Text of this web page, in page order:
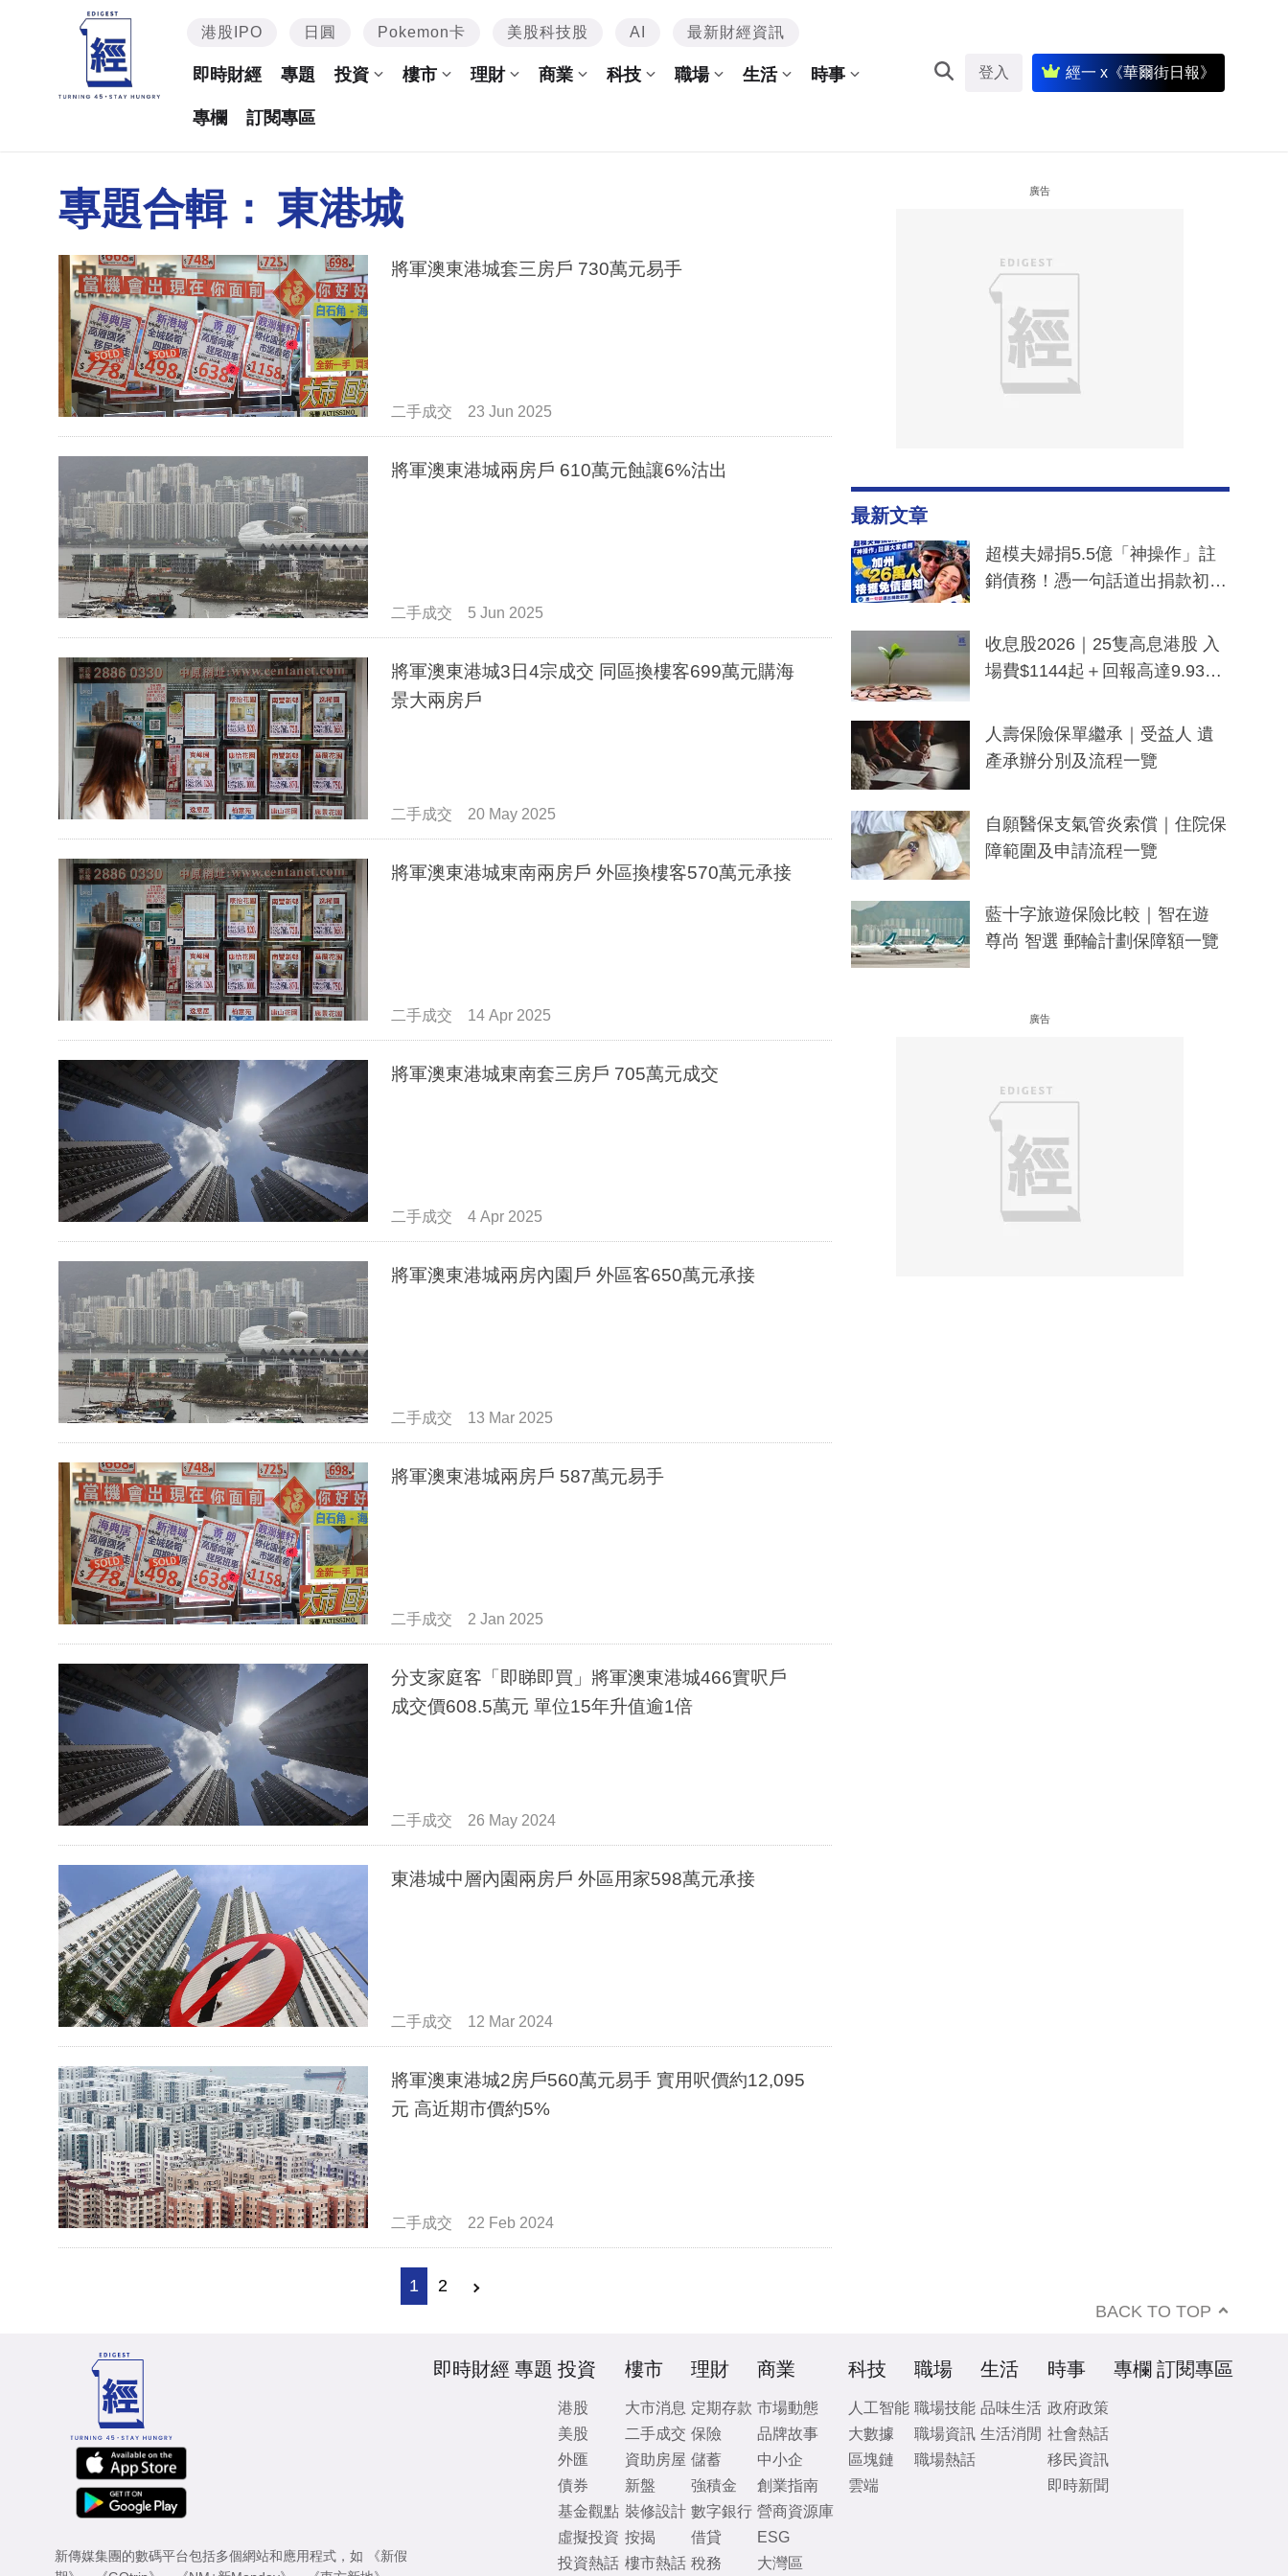
港股IPO 日圓 Pokemon卡 美股科技股 AI 最新財經資訊
即時財經 專題 投資 樓市 理財 商業 科技 職場 生活 時事
專欄 訂閱專區
登入 經一 x《華爾街日報》
專題合輯： 東港城
將軍澳東港城套三房戶 730萬元易手
二手成交 23 Jun 2025
將軍澳東港城兩房戶 610萬元蝕讓6%沽出
二手成交 5 Jun 2025
將軍澳東港城3日4宗成交 同區換樓客699萬元購海
景大兩房戶
二手成交 20 May 2025
將軍澳東港城東南兩房戶 外區換樓客570萬元承接
二手成交 14 Apr 2025
將軍澳東港城東南套三房戶 705萬元成交
二手成交 4 Apr 2025
將軍澳東港城兩房內園戶 外區客650萬元承接
二手成交 13 Mar 2025
將軍澳東港城兩房戶 587萬元易手
二手成交 2 Jan 2025
分支家庭客「即睇即買」將軍澳東港城466實呎戶
成交價608.5萬元 單位15年升值逾1倍
二手成交 26 May 2024
東港城中層內園兩房戶 外區用家598萬元承接
二手成交 12 Mar 2024
將軍澳東港城2房戶560萬元易手 實用呎價約12,095
元 高近期市價約5%
二手成交 22 Feb 2024
1 2
廣告
最新文章
超模夫婦捐5.5億「神操作」註
銷債務！憑一句話道出捐款初
一度被誤當詐騙手段
收息股2026｜25隻高息港股 入
場費$1144起＋回報高達9.93
人壽保險保單繼承｜受益人 遺
產承辦分別及流程一覽
自願醫保支氣管炎索償｜住院保
障範圍及申請流程一覽
藍十字旅遊保險比較｜智在遊
尊尚 智選 郵輪計劃保障額一覽
廣告
BACK TO TOP
新傳媒集團的數碼平台包括多個網站和應用程式，如
《新假
即時財經 專題 投資
港股
美股
外匯
債券
基金觀點
虛擬投資
投資熱話
樓市
大市消息
二手成交
資助房屋
新盤
裝修設計
按揭
樓市熱話
理財
定期存款
保險
儲蓄
強積金
數字銀行
借貸
稅務
商業
市場動態
品牌故事
中小企
創業指南
營商資源庫
ESG
大灣區
科技
人工智能
大數據
區塊鏈
雲端
職場
職場技能
職場資訊
職場熱話
生活
品味生活
生活消閒
時事
政府政策
社會熱話
移民資訊
即時新聞
專欄 訂閱專區